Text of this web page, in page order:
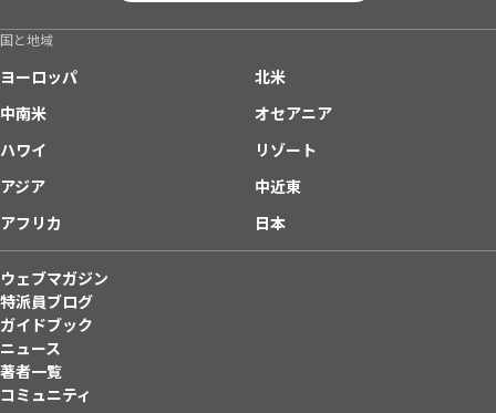
国と地域
ヨーロッパ
北米
中南米
オセアニア
ハワイ
リゾート
アジア
中近東
アフリカ
日本
ウェブマガジン
特派員ブログ
ガイドブック
ニュース
著者一覧
コミュニティ